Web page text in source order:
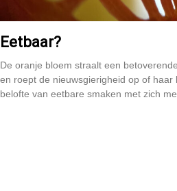
Eetbaar?
De oranje bloem straalt een
en roept de nieuwsgierigheid op of haar
belofte van eetbare smaken met zich